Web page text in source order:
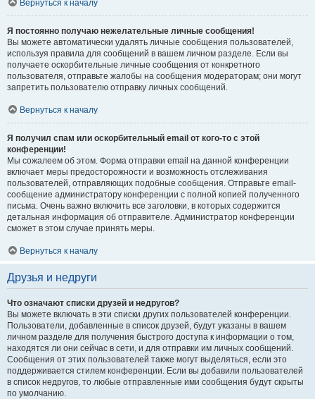
Вернуться к началу
Я постоянно получаю нежелательные личные сообщения!
Вы можете автоматически удалять личные сообщения пользователей,
используя правила для сообщений в вашем личном разделе. Если вы
получаете оскорбительные личные сообщения от конкретного
пользователя, отправьте жалобы на сообщения модераторам; они могут
запретить пользователю отправку личных сообщений.
Вернуться к началу
Я получил спам или оскорбительный email от кого-то с этой
конференции!
Мы сожалеем об этом. Форма отправки email на данной конференции
включает меры предосторожности и возможность отслеживания
пользователей, отправляющих подобные сообщения. Отправьте email-
сообщение администратору конференции с полной копией полученного
письма. Очень важно включить все заголовки, в которых содержится
детальная информация об отправителе. Администратор конференции
сможет в этом случае принять меры.
Вернуться к началу
Друзья и недруги
Что означают списки друзей и недругов?
Вы можете включать в эти списки других пользователей конференции.
Пользователи, добавленные в список друзей, будут указаны в вашем
личном разделе для получения быстрого доступа к информации о том,
находятся ли они сейчас в сети, и для отправки им личных сообщений.
Сообщения от этих пользователей также могут выделяться, если это
поддерживается стилем конференции. Если вы добавили пользователей
в список недругов, то любые отправленные ими сообщения будут скрыты
по умолчанию.